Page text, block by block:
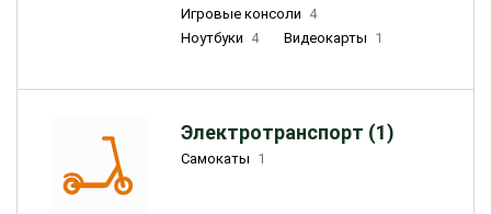
Игровые консоли 4
Ноутбуки 4 Видеокарты 1
Электротранспорт (1)
Самокаты 1